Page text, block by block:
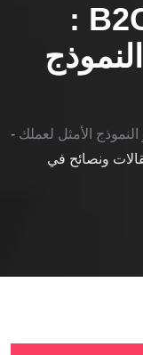
الفرق بين B2B و B2C :
-
ونصائح في